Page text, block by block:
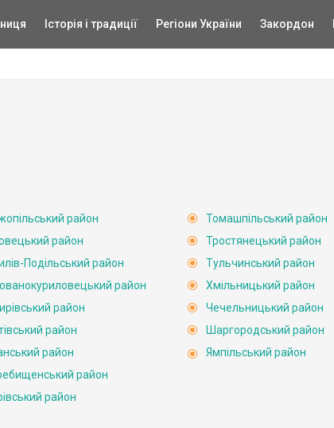
Історія і традиції Регіони України Закордон
район
район
Подільський район
район
район
район
район
район
район
Томашпільський район
Тростянецький район
Тульчинський район
Хмільницький район
Чечельницький район
Шаргородський район
Ямпільський район